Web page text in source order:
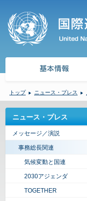
トップ ニュース・プレス
ニュース・プレス
メッセージ／演説
事務総長関連
気候変動と国連
2030アジェンダ
TOGETHER